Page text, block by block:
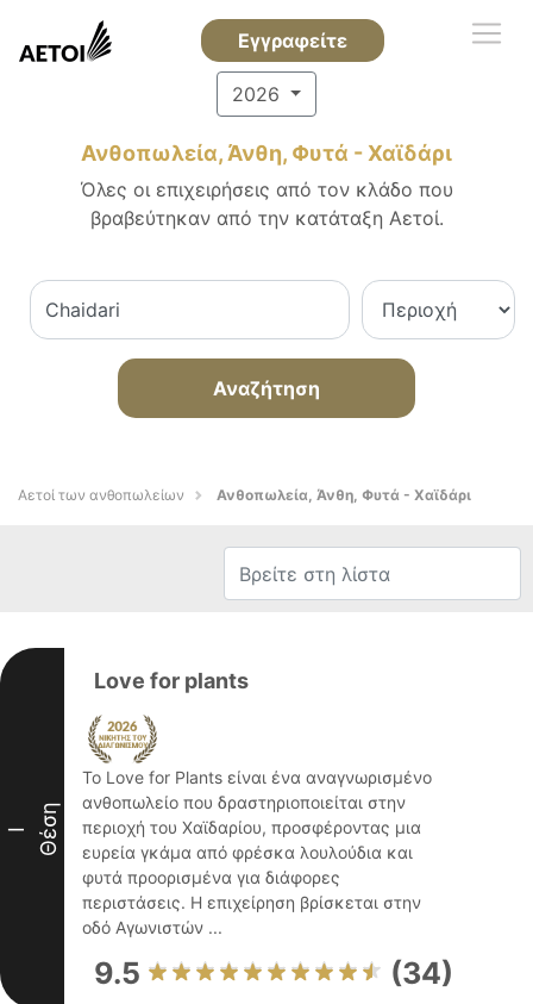
Εγγραφείτε
2026
Ανθοπωλεία, Άνθη, Φυτά - Χαϊδάρι
Όλες οι επιχειρήσεις από τον κλάδο που
βραβεύτηκαν από την κατάταξη Αετοί.
Αναζήτηση
Αετοί των ανθοπωλείων Ανθοπωλεία, Άνθη, Φυτά - Χαϊδάρι
I Θέση
Love for plants
Το Love for Plants είναι ένα αναγνωρισμένο
ανθοπωλείο που δραστηριοποιείται στην
περιοχή του Χαϊδαρίου, προσφέροντας μια
ευρεία γκάμα από φρέσκα λουλούδια και
φυτά προορισμένα για διάφορες
περιστάσεις. Η επιχείρηση βρίσκεται στην
οδό Αγωνιστών ...
9.5 (34)